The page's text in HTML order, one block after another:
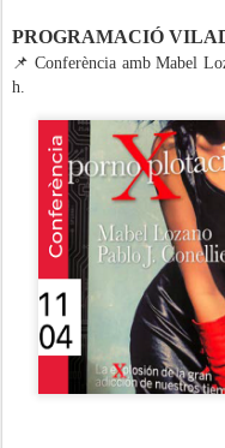
PROGRAMACIÓ
📌 Conferència amb Mabel
h.